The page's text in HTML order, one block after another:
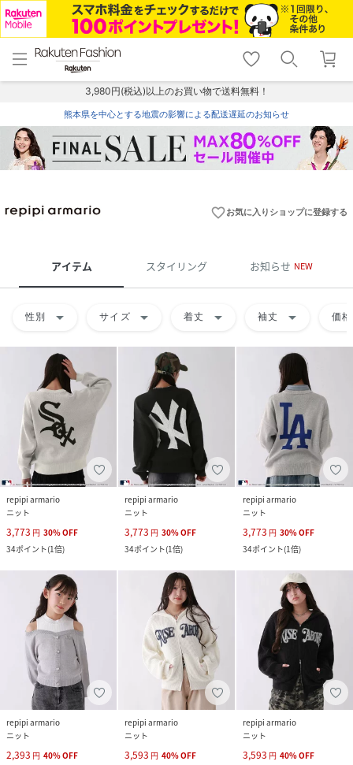
menu home
トップ
shopping_cart lock_outline
ログイン
3,980円(税込)以上のお買い物で送料無料！
熊本県を中心とする地震の影響による配送遅延のお知らせ
favorite_borderお気に入りショップに登録する
アイテム スタイリング お知らせ NEW
性別 arrow_drop_down サイズ arrow_drop_down 着丈 arrow_drop_down 袖丈 arrow_drop_down 価格
repipi armario
ニット
3,773 円 30%OFF
34ポイント(1倍)
repipi armario
ニット
3,773 円 30%OFF
34ポイント(1倍)
repipi armario
ニット
3,773 円 30%OFF
34ポイント(1倍)
repipi armario
ニット
2,393 円 40%OFF
repipi armario
ニット
3,593 円 40%OFF
repipi armario
ニット
3,593 円 40%OFF